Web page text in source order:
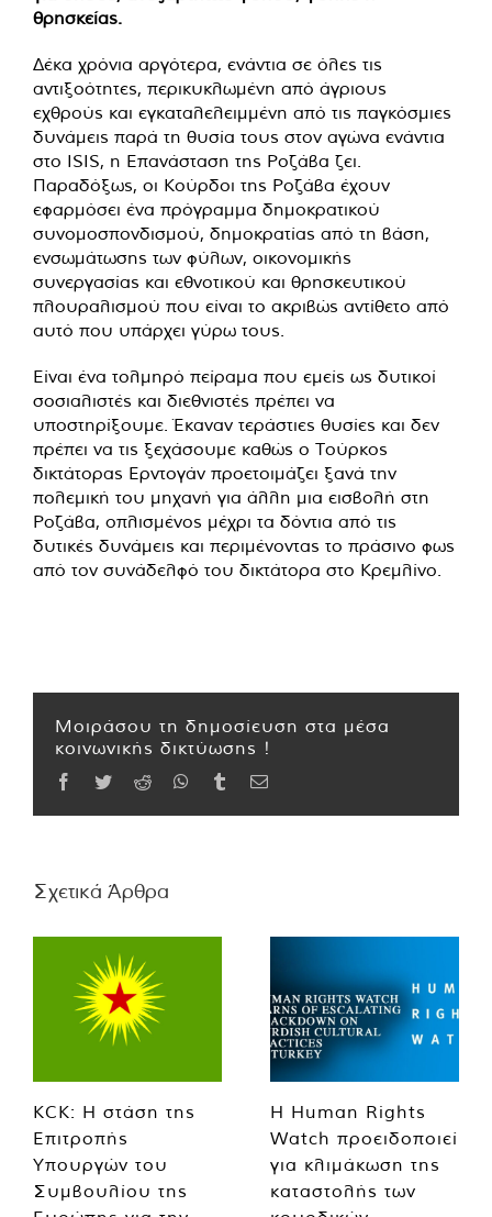
θρησκείας.
Δέκα χρόνια αργότερα, ενάντια σε όλες τις
αντιξοότητες, περικυκλωμένη από άγριους
εχθρούς και εγκαταλελειμμένη από τις παγκόσμιες
δυνάμεις παρά τη θυσία τους στον αγώνα ενάντια
στο ISIS, η Επανάσταση της Ροζάβα ζει.
Παραδόξως, οι Κούρδοι της Ροζάβα έχουν
εφαρμόσει ένα πρόγραμμα δημοκρατικού
συνομοσπονδισμού, δημοκρατίας από τη βάση,
ενσωμάτωσης των φύλων, οικονομικής
συνεργασίας και εθνοτικού και θρησκευτικού
πλουραλισμού που είναι το ακριβώς αντίθετο από
αυτό που υπάρχει γύρω τους.
Είναι ένα τολμηρό πείραμα που εμείς ως δυτικοί
σοσιαλιστές και διεθνιστές πρέπει να
υποστηρίξουμε. Έκαναν τεράστιες θυσίες και δεν
πρέπει να τις ξεχάσουμε καθώς ο Τούρκος
δικτάτορας Ερντογάν προετοιμάζει ξανά την
πολεμική του μηχανή για άλλη μια εισβολή στη
Ροζάβα, οπλισμένος μέχρι τα δόντια από τις
δυτικές δυνάμεις και περιμένοντας το πράσινο φως
από τον συνάδελφό του δικτάτορα στο Κρεμλίνο.
Μοιράσου τη δημοσίευση στα μέσα
κοινωνικής δικτύωσης !
Facebook
TwitterReddit WhatsApp
TumblrEmail
Σχετικά Άρθρα
KCK: Η στάση της
Επιτροπής
Υπουργών του
Συμβουλίου της
Η Human Rights
Watch προειδοποιεί
για κλιμάκωση της
καταστολής των